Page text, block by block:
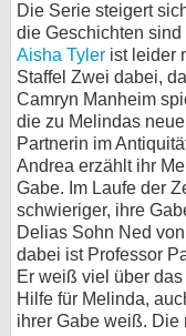
Die Serie steigert
die Geschichten
Aisha Tyler ist leider
Staffel Zwei dabei,
Camryn Manheim
die zu Melindas
Partnerin im
Andrea erzählt ihr
Gabe. Im Laufe der
schwieriger, ihre
Delias Sohn Ned
dabei ist Professor
Er weiß viel über
Hilfe für Melinda,
ihrer Gabe weiß. Die